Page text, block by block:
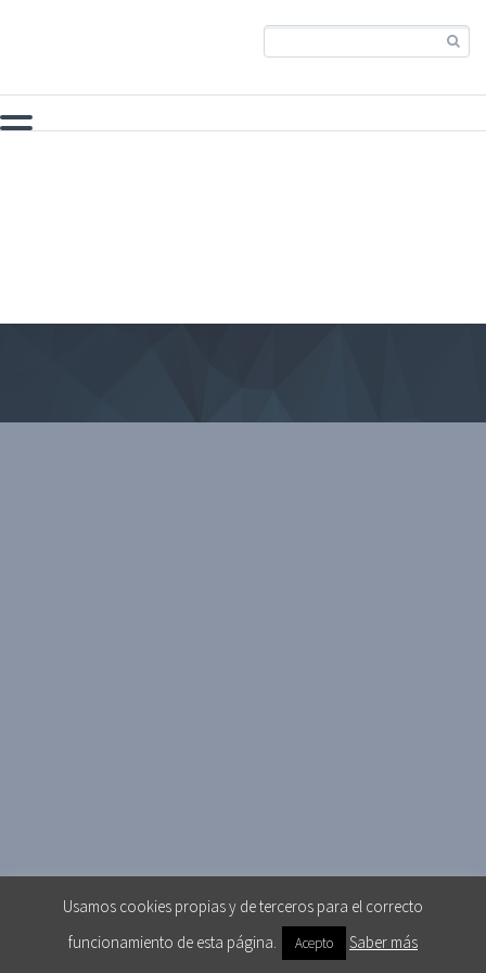
Usamos cookies propias y de terceros para el correcto
funcionamiento de esta página.
Acepto Saber más